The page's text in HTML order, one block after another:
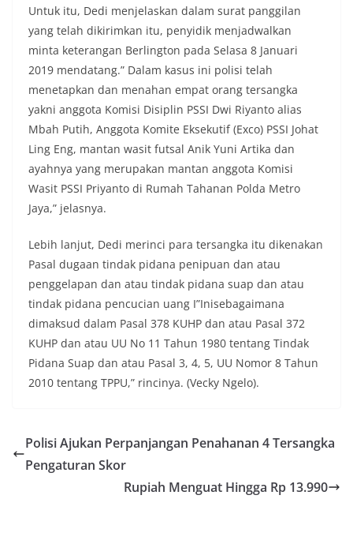
Untuk itu, Dedi menjelaskan dalam surat panggilan
yang telah dikirimkan itu, penyidik menjadwalkan
minta keterangan Berlington pada Selasa 8 Januari
2019 mendatang.” Dalam kasus ini polisi telah
menetapkan dan menahan empat orang tersangka
yakni anggota Komisi Disiplin PSSI Dwi Riyanto alias
Mbah Putih, Anggota Komite Eksekutif (Exco) PSSI Johat
Ling Eng, mantan wasit futsal Anik Yuni Artika dan
ayahnya yang merupakan mantan anggota Komisi
Wasit PSSI Priyanto di Rumah Tahanan Polda Metro
Jaya,” jelasnya.
Lebih lanjut, Dedi merinci para tersangka itu dikenakan
Pasal dugaan tindak pidana penipuan dan atau
penggelapan dan atau tindak pidana suap dan atau
tindak pidana pencucian uang I”Inisebagaimana
dimaksud dalam Pasal 378 KUHP dan atau Pasal 372
KUHP dan atau UU No 11 Tahun 1980 tentang Tindak
Pidana Suap dan atau Pasal 3, 4, 5, UU Nomor 8 Tahun
2010 tentang TPPU,” rincinya. (Vecky Ngelo).
Polisi Ajukan Perpanjangan Penahanan 4 Tersangka
Pengaturan Skor
Rupiah Menguat Hingga Rp 13.990